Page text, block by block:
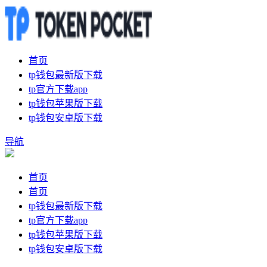
首页
tp钱包最新版下载
tp官方下载app
tp钱包苹果版下载
tp钱包安卓版下载
导航
首页
首页
tp钱包最新版下载
tp官方下载app
tp钱包苹果版下载
tp钱包安卓版下载